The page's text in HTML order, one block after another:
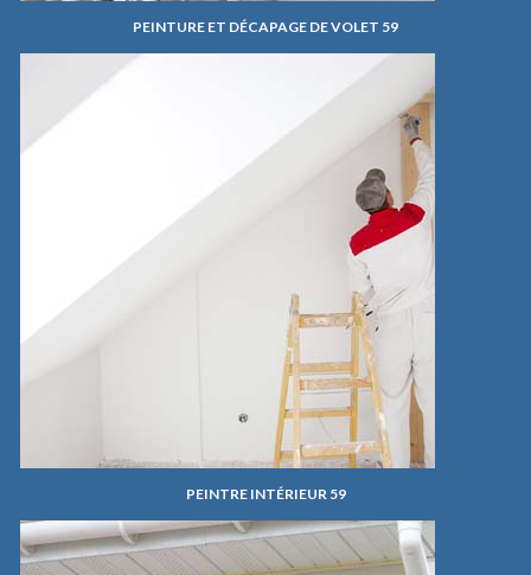
PEINTURE ET DÉCAPAGE DE VOLET 59
PEINTRE INTÉRIEUR 59